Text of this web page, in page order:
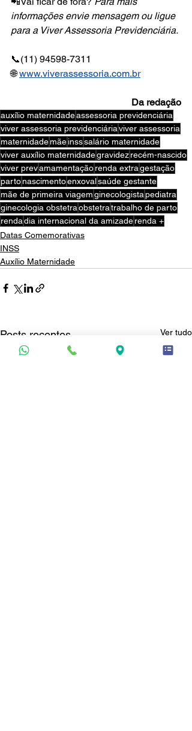
informações envie mensagem ou ligue
para a Viver Assessoria Previdenciária.
📞(11) 94598-7311
🌐 www.viverassessoria.com.br
Da redação
auxílio maternidadeassessoria previdenciária
viver assessoria previdenciáriaviver assessoria
maternidademãeinsssalário maternidade
viver auxílio maternidadegravidezrecém-nascido
viver prevamamentaçãorenda extragestação
partonascimentoenxovalsaúde gestante
mãe de primeira viagemginecologistapediatra
ginecologia obstetraobstetratrabalho de parto
rendadia internacional da amizaderenda +
Datas Comemorativas
INSS
Auxílio Maternidade
Posts recentes Ver tudo